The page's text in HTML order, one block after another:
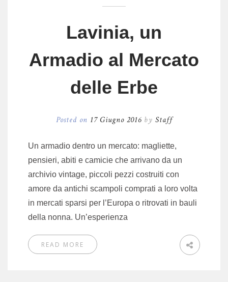
Lavinia, un
Armadio al Mercato
delle Erbe
Posted on 17 Giugno 2016 by Staff
Un armadio dentro un mercato: magliette,
pensieri, abiti e camicie che arrivano da un
archivio vintage, piccoli pezzi costruiti con
amore da antichi scampoli comprati a loro volta
in mercati sparsi per l’Europa o ritrovati in bauli
della nonna. Un’esperienza
READ MORE